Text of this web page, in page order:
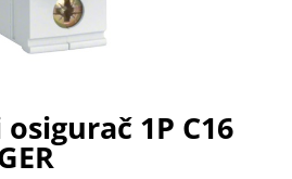
1P C16